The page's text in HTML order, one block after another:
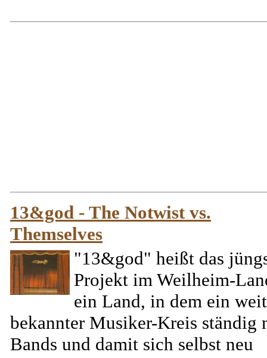
13&god - The Notwist vs.
Themselves
"13&god" heißt das
Projekt im Weilheim-
ein Land, in dem ein
bekannter Musiker-Kreis ständig
Bands und damit sich selbst neu